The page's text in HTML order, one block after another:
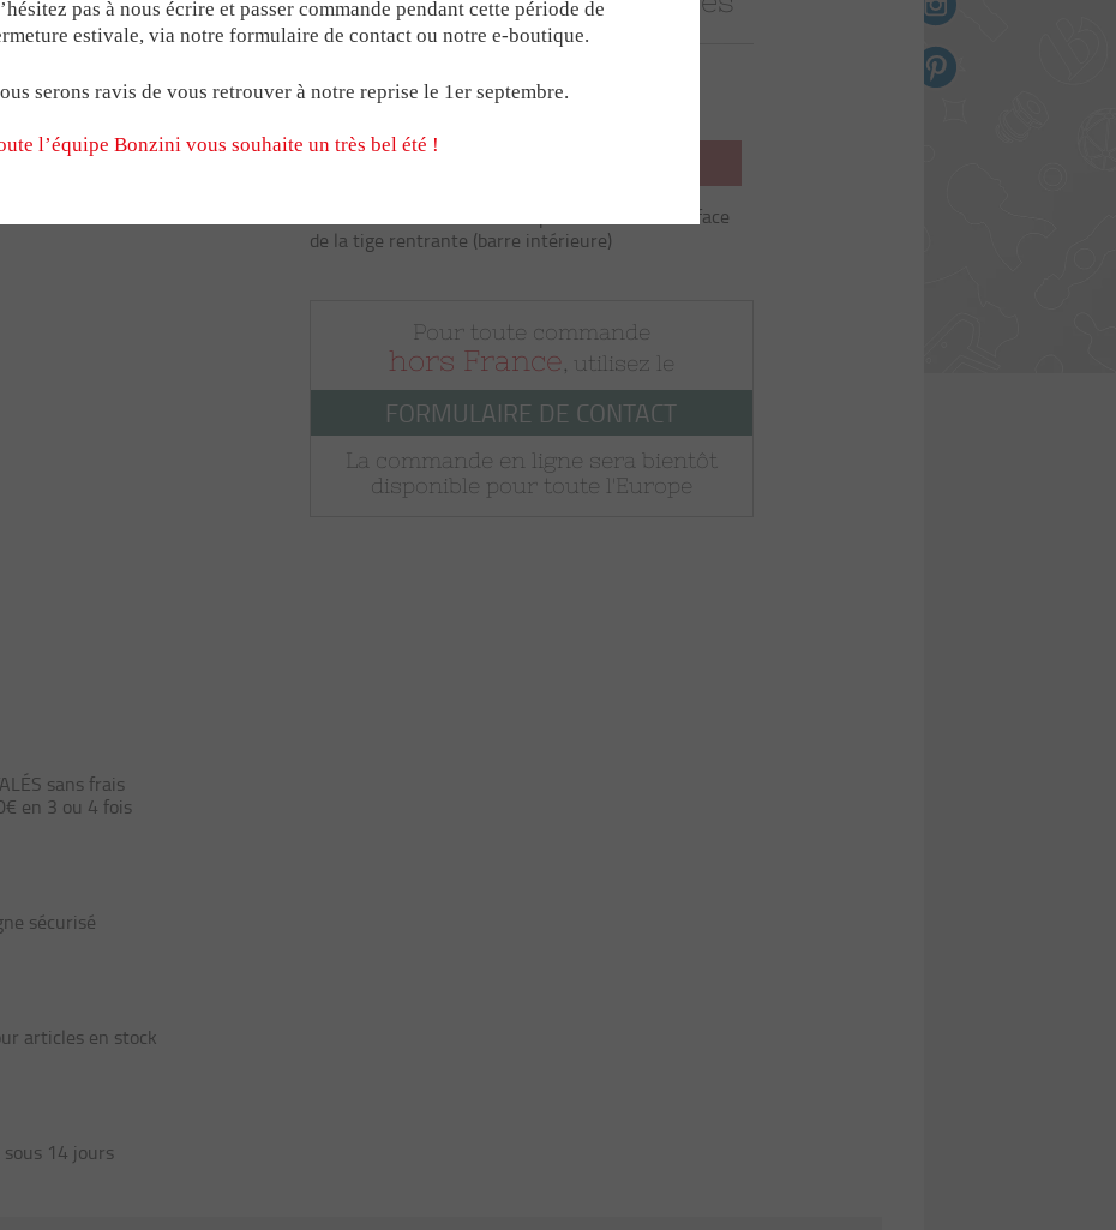
spéciaux Babyfoot
géant
2 barres
Pour le B90
Pour le Stadium
Médailles
Trophées
Sacs en toile
COMPÉTITION
LES POIGNÉES BONZINI
LE MODÈLE CONNECTÉ
14,94 €
Huile de vaseline conseillée pour lubrifier la surface
de la tige rentrante (barre intérieure)
Pour toute commande
hors France , utilisez le
FORMULAIRE DE CONTACT
La commande en ligne sera bientôt
disponible pour toute l'Europe
sans frais
en 3 ou 4 fois
sécurisé
articles en stock
14 jours
pas à nous écrire et passer commande pendant cette période de
estivale, via notre formulaire de contact ou notre e-boutique.
serons ravis de vous retrouver à notre reprise le 1er septembre.
l’équipe Bonzini vous souhaite un très bel été !